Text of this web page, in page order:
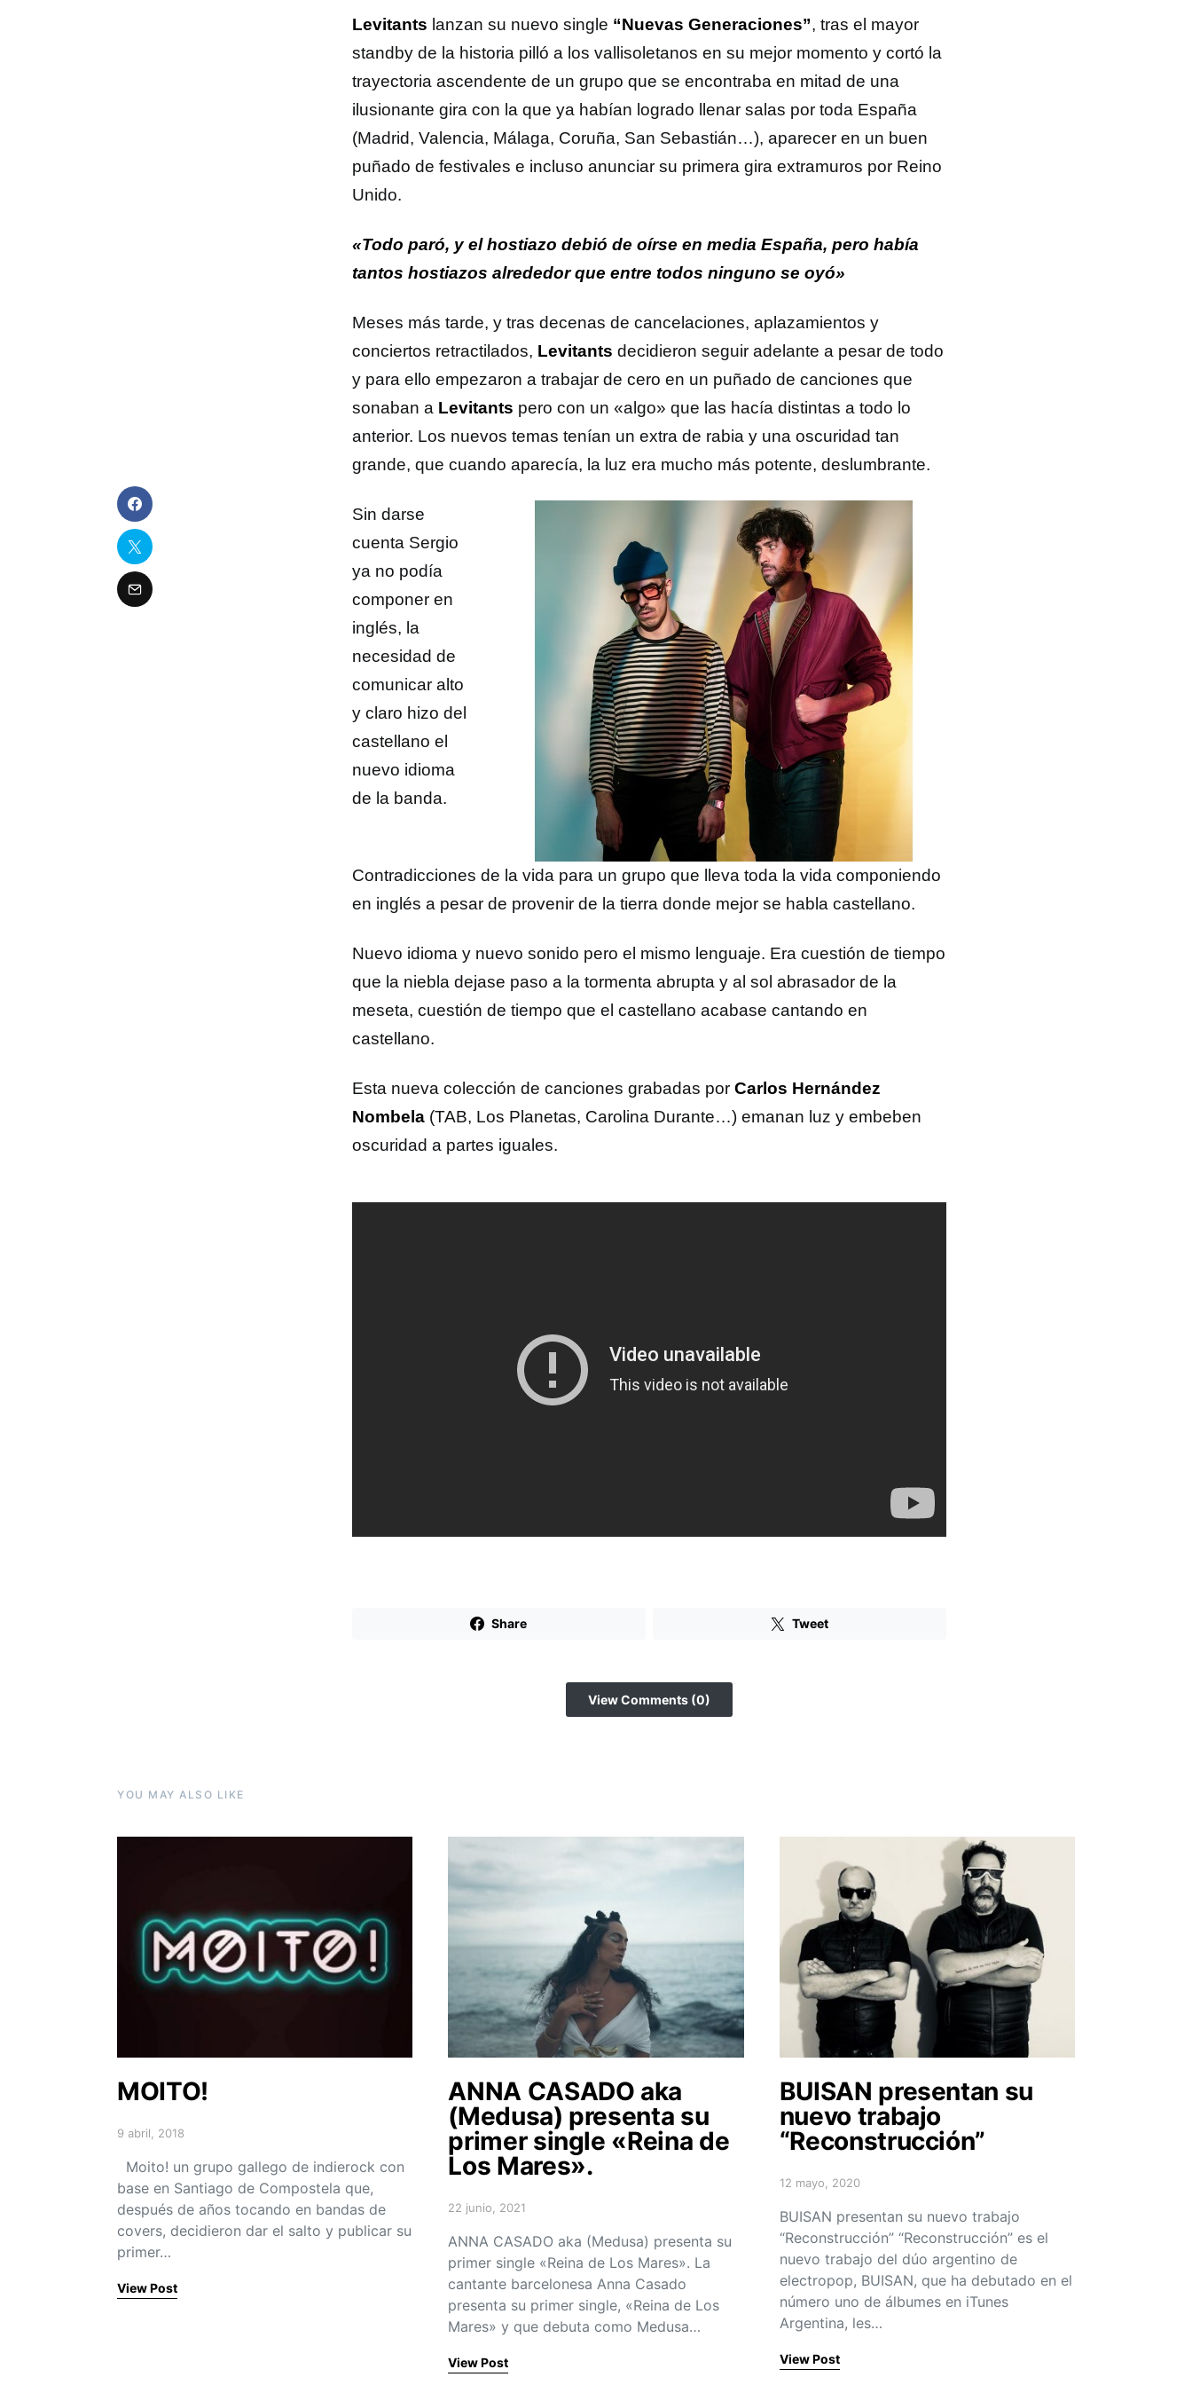
Levitants lanzan su nuevo single “Nuevas Generaciones”, tras el mayor
standby de la historia pilló a los vallisoletanos en su mejor momento y cortó la
trayectoria ascendente de un grupo que se encontraba en mitad de una
ilusionante gira con la que ya habían logrado llenar salas por toda España
(Madrid, Valencia, Málaga, Coruña, San Sebastián…), aparecer en un buen
puñado de festivales e incluso anunciar su primera gira extramuros por Reino
Unido.
«Todo paró, y el hostiazo debió de oírse en media España, pero había
tantos hostiazos alrededor que entre todos ninguno se oyó»
Meses más tarde, y tras decenas de cancelaciones, aplazamientos y
conciertos retractilados, Levitants decidieron seguir adelante a pesar de todo
y para ello empezaron a trabajar de cero en un puñado de canciones que
sonaban a Levitants pero con un «algo» que las hacía distintas a todo lo
anterior. Los nuevos temas tenían un extra de rabia y una oscuridad tan
grande, que cuando aparecía, la luz era mucho más potente, deslumbrante.
Sin darse
cuenta Sergio
ya no podía
componer en
inglés, la
necesidad de
comunicar alto
y claro hizo del
castellano el
nuevo idioma
de la banda.
Contradicciones de la vida para un grupo que lleva toda la vida componiendo
en inglés a pesar de provenir de la tierra donde mejor se habla castellano.
Nuevo idioma y nuevo sonido pero el mismo lenguaje. Era cuestión de tiempo
que la niebla dejase paso a la tormenta abrupta y al sol abrasador de la
meseta, cuestión de tiempo que el castellano acabase cantando en
castellano.
Esta nueva colección de canciones grabadas por Carlos Hernández
Nombela (TAB, Los Planetas, Carolina Durante…) emanan luz y embeben
oscuridad a partes iguales.
Share Tweet
View Comments (0)
YOU MAY ALSO LIKE
MOITO!
Posted on
9 abril, 2018
Moito! un grupo gallego de indierock con
base en Santiago de Compostela que,
después de años tocando en bandas de
covers, decidieron dar el salto y publicar su
primer…
View Post
ANNA CASADO aka
(Medusa) presenta su
primer single «Reina de
Los Mares».
Posted on
22 junio, 2021
ANNA CASADO aka (Medusa) presenta su
primer single «Reina de Los Mares». La
cantante barcelonesa Anna Casado
presenta su primer single, «Reina de Los
Mares» y que debuta como Medusa…
View Post
BUISAN presentan su
nuevo trabajo
“Reconstrucción”
Posted on
12 mayo, 2020
BUISAN presentan su nuevo trabajo
“Reconstrucción” “Reconstrucción” es el
nuevo trabajo del dúo argentino de
electropop, BUISAN, que ha debutado en el
número uno de álbumes en iTunes
Argentina, les…
View Post